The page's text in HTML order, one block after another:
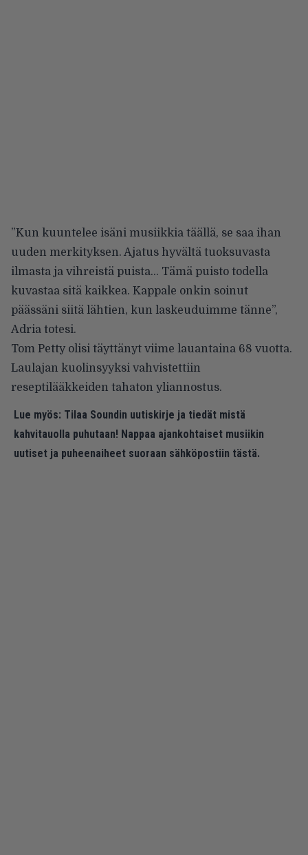
”Kun kuuntelee isäni musiikkia täällä, se saa ihan
uuden merkityksen. Ajatus hyvältä tuoksuvasta
ilmasta ja vihreistä puista… Tämä puisto todella
kuvastaa sitä kaikkea. Kappale onkin soinut
päässäni siitä lähtien, kun laskeuduimme tänne”,
Adria totesi.
Tom Petty olisi täyttänyt viime lauantaina 68 vuotta.
Laulajan kuolinsyyksi vahvistettiin
reseptilääkkeiden tahaton yliannostus.
Lue myös: Tilaa Soundin uutiskirje ja tiedät mistä
kahvitauolla puhutaan! Nappaa ajankohtaiset musiikin
uutiset ja puheenaiheet suoraan sähköpostiin tästä.